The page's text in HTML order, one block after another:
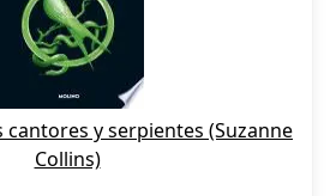
cantores y serpientes (Suzanne
Collins)